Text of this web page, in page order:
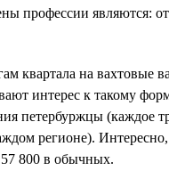
профессии являются:
квартала на вахтовые
интерес к такому
петербуржцы (каждое
регионе). Интересно,
800 в обычных.